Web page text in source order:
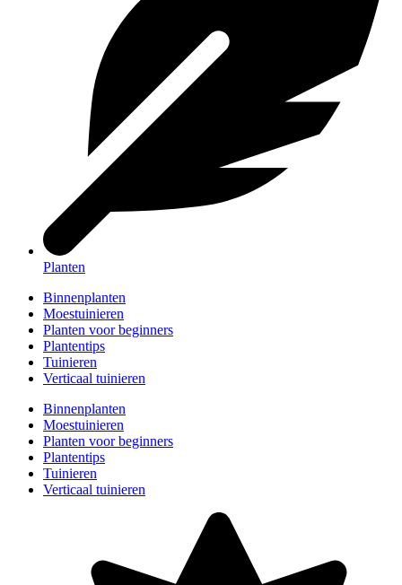
Planten
Binnenplanten
Moestuinieren
Planten voor beginners
Plantentips
Tuinieren
Verticaal tuinieren
Binnenplanten
Moestuinieren
Planten voor beginners
Plantentips
Tuinieren
Verticaal tuinieren